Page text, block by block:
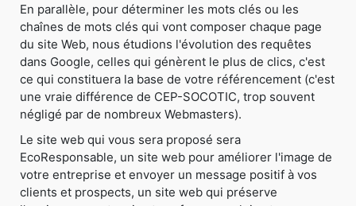
En parallèle, pour déterminer les mots clés ou les
chaînes de mots clés qui vont composer chaque page
du site Web, nous étudions l'évolution des requêtes
dans Google, celles qui génèrent le plus de clics, c'est
ce qui constituera la base de votre référencement (c'est
une vraie différence de CEP-SOCOTIC, trop souvent
négligé par de nombreux Webmasters).
Le site web qui vous sera proposé sera
EcoResponsable, un site web pour améliorer l'image de
votre entreprise et envoyer un message positif à vos
clients et prospects, un site web qui préserve